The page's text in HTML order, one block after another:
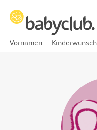
Vornamen Kinderwunsch